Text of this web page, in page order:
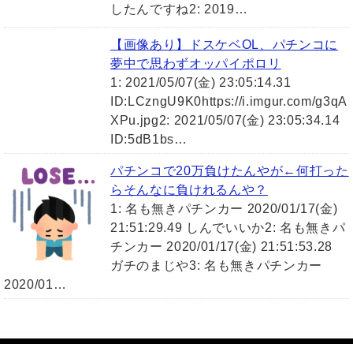
したんですね2: 2019…
【画像あり】ドスケベOL、パチンコに
夢中で思わずオッパイポロリ
1: 2021/05/07(金) 23:05:14.31
ID:LCzngU9K0https://i.imgur.com/g3qA
XPu.jpg2: 2021/05/07(金) 23:05:34.14
ID:5dB1bs…
パチンコで20万負けたんやが←何打った
らそんなに負けれるんや？
1: 名も無きパチンカー 2020/01/17(金)
21:51:29.49 しんでいいか2: 名も無きパ
チンカー 2020/01/17(金) 21:51:53.28
ガチのまじや3: 名も無きパチンカー
2020/01…